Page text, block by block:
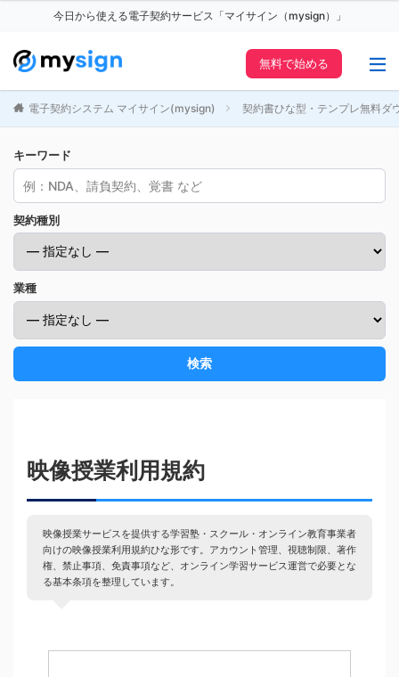
今日から使える電子契約サービス「マイサイン（mysign）」
無料で始める
電子契約システム マイサイン(mysign) 契約書ひな型・テンプレ無料ダ
キーワード
契約種別
業種
検索
映像授業利用規約
映像授業サービスを提供する学習塾・スクール・オンライン教育事業者
向けの映像授業利用規約ひな形です。アカウント管理、視聴制限、著作
権、禁止事項、免責事項など、オンライン学習サービス運営で必要とな
る基本条項を整理しています。